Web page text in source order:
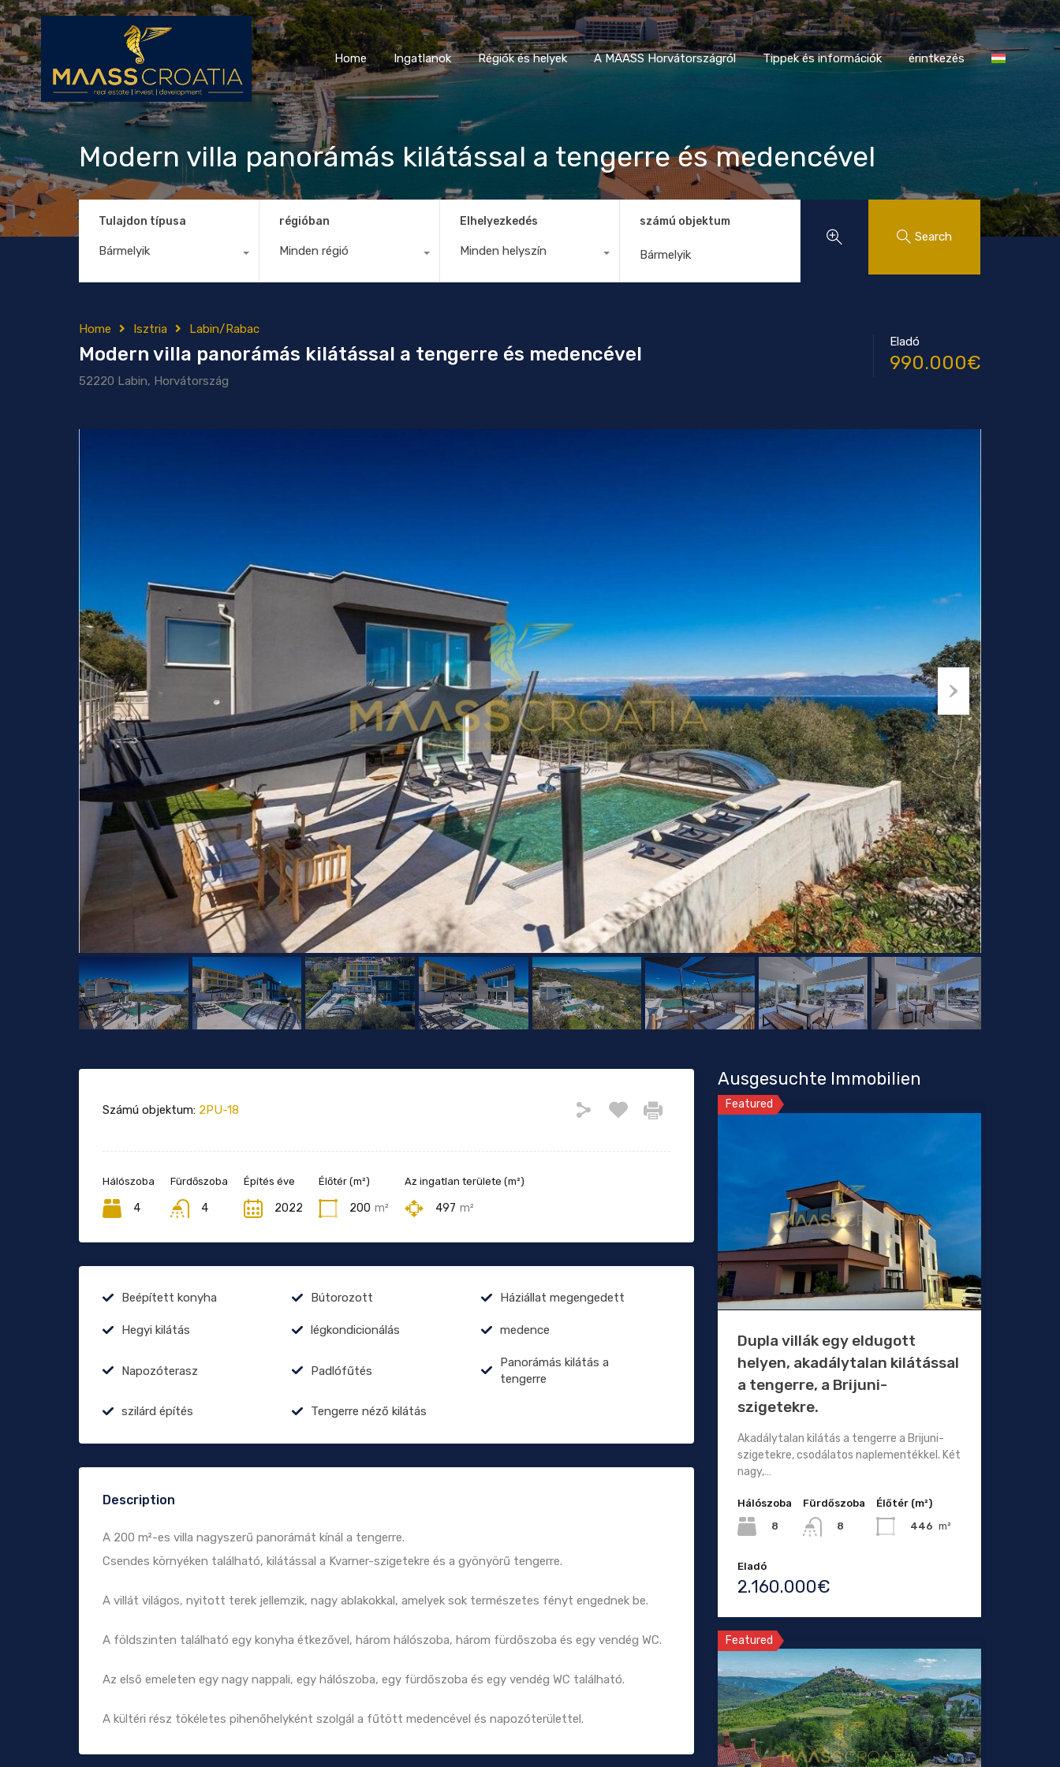
Home Ingatlanok Régiók és helyek A MAASS Horvátországról Tippek és információk érintkezés
Home Ingatlanok Régiók és helyek A MAASS Horvátországról Tippek és információk érintkezés
Modern villa panorámás kilátással a tengerre és medencével
Tulajdon típusa
Bármelyik
régióban
Minden régió
Elhelyezkedés
Minden helyszín
számú objektum
Search
Home Isztria Labin/Rabac
Modern villa panorámás kilátással a tengerre és medencével
52220 Labin, Horvátország
Eladó
990.000€
Számú objektum: 2PU-18
Hálószoba
4
Fürdőszoba
4
Építés éve
2022
Élőtér (m²)
200 m²
Az ingatlan területe (m²)
497 m²
Beépített konyha Bútorozott Háziállat megengedett
Hegyi kilátás légkondicionálás medence
Napozóterasz Padlófűtés
Panorámás kilátás a
tengerre
szilárd építés Tengerre néző kilátás
Description
A 200 m²-es villa nagyszerű panorámát kínál a tengerre.
Csendes környéken található, kilátással a Kvarner-szigetekre és a gyönyörű tengerre.
A villát világos, nyitott terek jellemzik, nagy ablakokkal, amelyek sok természetes fényt engednek be.
A földszinten található egy konyha étkezővel, három hálószoba, három fürdőszoba és egy vendég WC.
Az első emeleten egy nagy nappali, egy hálószoba, egy fürdőszoba és egy vendég WC található.
A kültéri rész tökéletes pihenőhelyként szolgál a fűtött medencével és napozóterülettel.
Ausgesuchte Immobilien
Featured
Dupla villák egy eldugott
helyen, akadálytalan kilátással
a tengerre, a Brijuni-
szigetekre.
Akadálytalan kilátás a tengerre a Brijuni-
szigetekre, csodálatos naplementékkel. Két
nagy,…
Hálószoba
8
Fürdőszoba
8
Élőtér (m²)
446 m²
Eladó
2.160.000€
Featured